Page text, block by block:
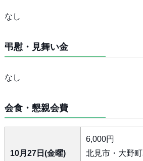
なし
弔慰・見舞い金
なし
会食・懇親会費
10月27日(金曜)
6,000円
北見市・大野